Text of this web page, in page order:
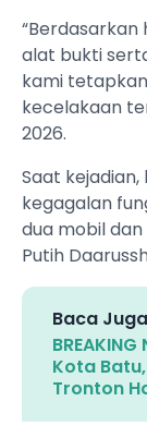
alat bukti
kami
kecelakaan
2026.
Saat
kegagalan
dua mobil
Putih
Baca
Kota
Tronton